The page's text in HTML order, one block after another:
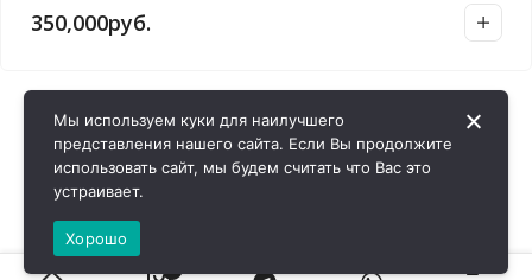
350,000руб.
Мы используем куки для наилучшего
представления нашего сайта. Если Вы продолжите
использовать сайт, мы будем считать что Вас это
устраивает.
Хорошо